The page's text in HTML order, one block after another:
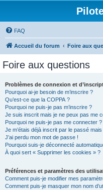
FAQ
Accueil du forum Foire aux
Foire aux questions
Problèmes de connexion et
Pourquoi ai-je besoin de m’inscrire ?
Qu’est-ce que la COPPA ?
Pourquoi ne puis-je pas m’inscrire ?
Je suis inscrit mais je ne peux pas me
Pourquoi ne puis-je pas me connecter ?
Je m’étais déjà inscrit par le passé
J’ai perdu mon mot de passe !
Pourquoi suis-je déconnecté
À quoi sert « Supprimer les cookies » ?
Préférences et paramètres des
Comment puis-je modifier mes
Comment puis-je masquer mon nom